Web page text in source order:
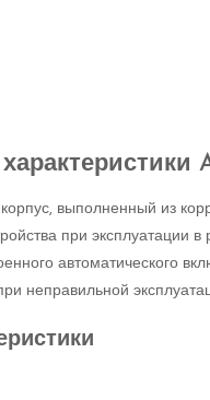
выполненный из
при эксплуатации
автоматического
неправильной